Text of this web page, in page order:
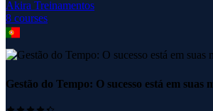
Akira Treinamentos
8 courses
Gestão do Tempo: O sucesso está em suas